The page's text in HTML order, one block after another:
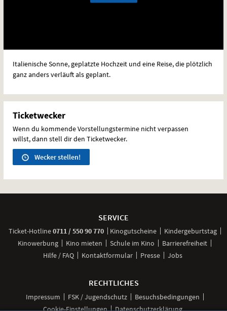
Italienische Sonne, geplatzte Hochzeit und eine Reise, die plötzlich
ganz anders verläuft als geplant.
Ticketwecker
Wenn du kommende Vorstellungstermine nicht verpassen
willst, dann stell dir den Ticketwecker.
Wecker stellen!
SERVICE
Ticket-Hotline0711 / 550 90 770anrufen
Kinogutscheine
Kindergeburtstag
Kinowerbung
Kino mieten Schule im Kino
Barrierefreiheit
Hilfe / FAQ
Kontaktformular Presse Jobs
RECHTLICHES
Impressum FSK / Jugendschutz
Besuchsbedingungen
Cookie-Einstellungen
Datenschutzerklärung